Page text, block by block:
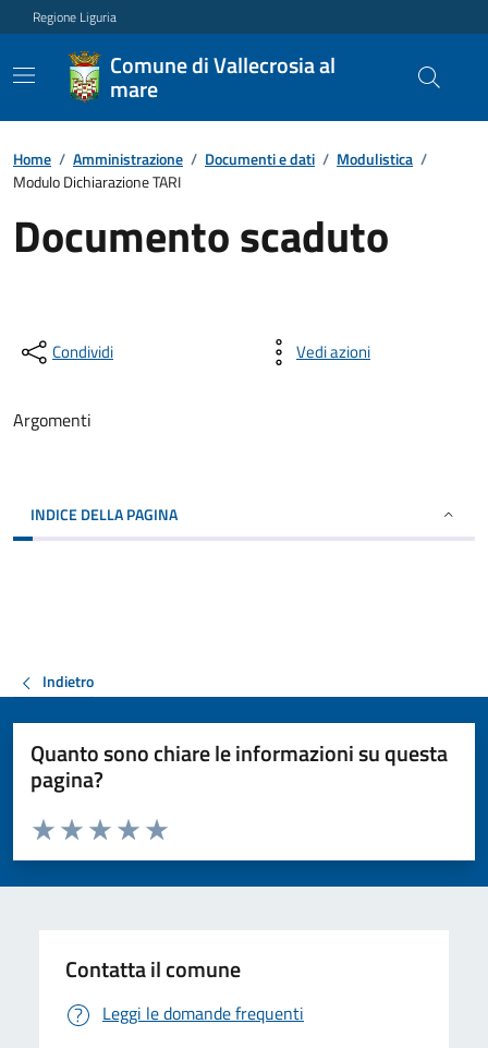
Regione Liguria
Comune di Vallecrosia al
mare
Home / Amministrazione / Documenti e dati / Modulistica /
Modulo Dichiarazione TARI
Documento scaduto
Condividi Vedi azioni
Argomenti
INDICE DELLA PAGINA
Indietro
Quanto sono chiare le informazioni su questa
pagina?
Valuta da 1 a 5 stelle la pagina
Valuta 5 stelle su 5
Valuta 4 stelle su 5
Valuta 3 stelle su 5
Valuta 2 stelle su 5
Valuta 1 stelle su 5
Contatta il comune
Leggi le domande frequenti